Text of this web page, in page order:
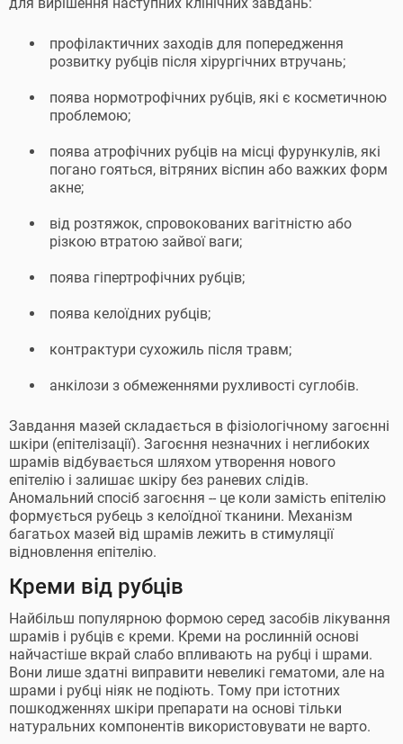
профілактичних заходів для попередження
розвитку рубців після хірургічних втручань;
поява нормотрофічних рубців, які є косметичною
проблемою;
поява атрофічних рубців на місці фурункулів, які
погано гояться, вітряних віспин або важких форм
акне;
від розтяжок, спровокованих вагітністю або
різкою втратою зайвої ваги;
поява гіпертрофічних рубців;
поява келоїдних рубців;
контрактури сухожиль після травм;
анкілози з обмеженнями рухливості суглобів.
Завдання мазей складається в фізіологічному загоєнні
шкіри (епітелізації). Загоєння незначних і неглибоких
шрамів відбувається шляхом утворення нового
епітелію і залишає шкіру без раневих слідів.
Аномальний спосіб загоєння -- це коли замість епітелію
формується рубець з келоїдної тканини. Механізм
багатьох мазей від шрамів лежить в стимуляції
відновлення епітелію.
Креми від рубців
Найбільш популярною формою серед засобів лікування
шрамів і рубців є креми. Креми на рослинній основі
найчастіше вкрай слабо впливають на рубці і шрами.
Вони лише здатні виправити невеликі гематоми, але на
шрами і рубці ніяк не подіють. Тому при істотних
пошкодженнях шкіри препарати на основі тільки
натуральних компонентів використовувати не варто.